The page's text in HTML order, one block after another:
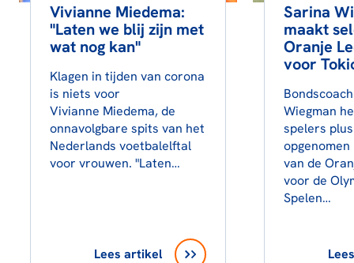
Vivianne Miedema:
"Laten we blij zijn met
wat nog kan"
Klagen in tijden van corona
is niets voor
Vivianne Miedema, de
onnavolgbare spits van het
Nederlands voetbalelftal
voor vrouwen. "Laten…
Lees artikel
Sarina
maakt
Oranje
voor
Wiegman
spelers
van de
voor de
Spelen…